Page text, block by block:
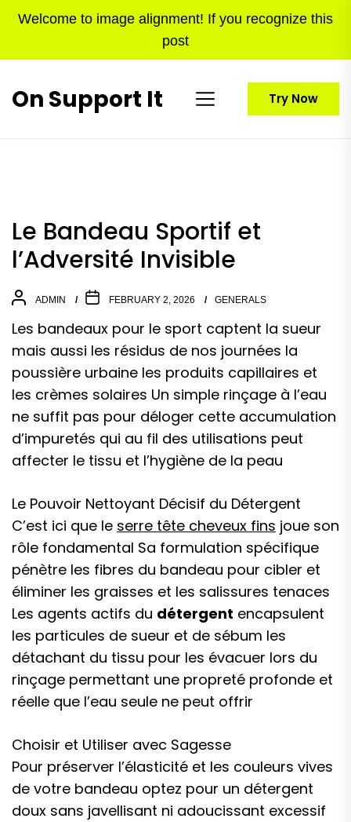
Welcome to image alignment! If you recognize this
post
On Support It Try Now
Le Bandeau Sportif et
l’Adversité Invisible
ADMIN FEBRUARY 2, 2026 GENERALS
Les bandeaux pour le sport captent la sueur
mais aussi les résidus de nos journées la
poussière urbaine les produits capillaires et
les crèmes solaires Un simple rinçage à l’eau
ne suffit pas pour déloger cette accumulation
d’impuretés qui au fil des utilisations peut
affecter le tissu et l’hygiène de la peau
Le Pouvoir Nettoyant Décisif du Détergent
C’est ici que le serre tête cheveux fins joue son
rôle fondamental Sa formulation spécifique
pénètre les fibres du bandeau pour cibler et
éliminer les graisses et les salissures tenaces
Les agents actifs du détergent encapsulent
les particules de sueur et de sébum les
détachant du tissu pour les évacuer lors du
rinçage permettant une propreté profonde et
réelle que l’eau seule ne peut offrir
Choisir et Utiliser avec Sagesse
Pour préserver l’élasticité et les couleurs vives
de votre bandeau optez pour un détergent
doux sans javellisant ni adoucissant excessif